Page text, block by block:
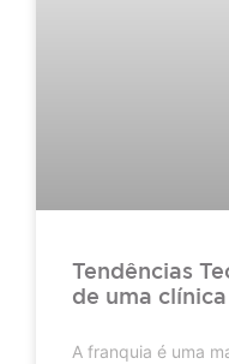
Tendências
de uma
A franquia é uma